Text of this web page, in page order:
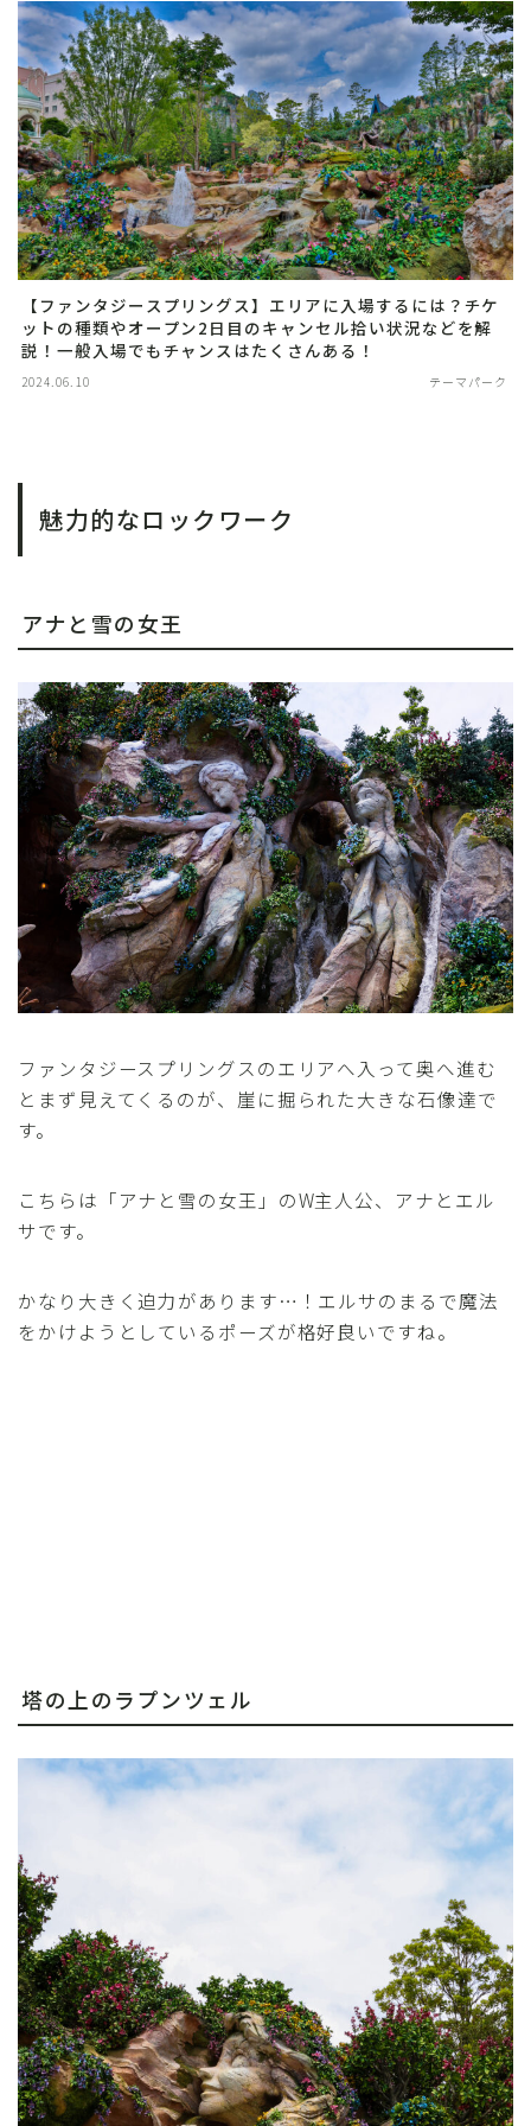
【ファンタジースプリングス】エリアに入場するには？チケ
ットの種類やオープン2日目のキャンセル拾い状況などを解
説！一般入場でもチャンスはたくさんある！
2024.06.10 テーマパーク
魅力的なロックワーク
アナと雪の女王
ファンタジースプリングスのエリアへ入って奥へ進む
とまず見えてくるのが、崖に掘られた大きな石像達で
す。
こちらは「アナと雪の女王」のW主人公、アナとエル
サです。
かなり大きく迫力があります…！エルサのまるで魔法
をかけようとしているポーズが格好良いですね。
塔の上のラプンツェル